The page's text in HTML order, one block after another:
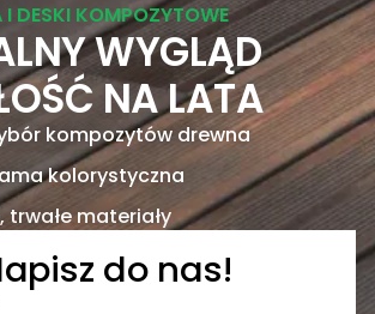
I DESKI KOMPOZYTOWE
WYGLĄD
NA LATA
kompozytów drewna
kolorystyczna
trwałe materiały
do nas!